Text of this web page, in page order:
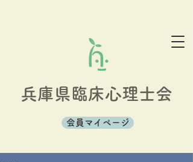
兵庫県臨床心理士会
会員マイページ